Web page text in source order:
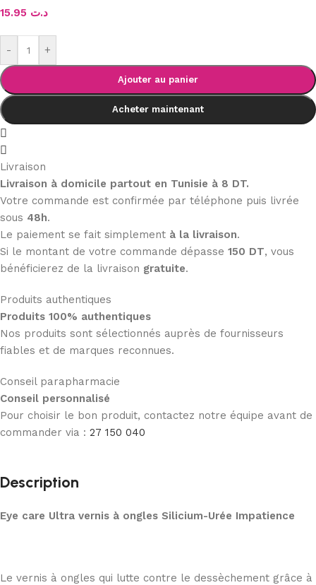
د.ت
- +
Ajouter au panier
Acheter maintenant
Livraison
Livraison à domicile partout en Tunisie à 8 DT.
Votre commande est confirmée par téléphone puis livrée
sous 48h.
Le paiement se fait simplement à la livraison.
Si le montant de votre commande dépasse 150 DT, vous
bénéficierez de la livraison gratuite.
Produits authentiques
Produits 100% authentiques
Nos produits sont sélectionnés auprès de fournisseurs
fiables et de marques reconnues.
Conseil parapharmacie
Conseil personnalisé
Pour choisir le bon produit, contactez notre équipe avant de
commander via : 27 150 040
Description
Eye care Ultra vernis à ongles Silicium-Urée Impatience
Le vernis à ongles qui lutte contre le dessèchement grâce à